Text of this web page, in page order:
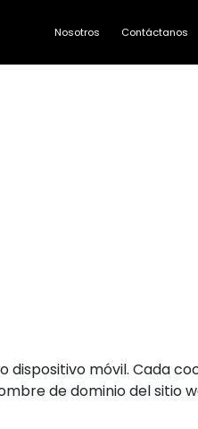
Nosotros Contáctanos
dispositivo móvil. Cada
de dominio del sitio